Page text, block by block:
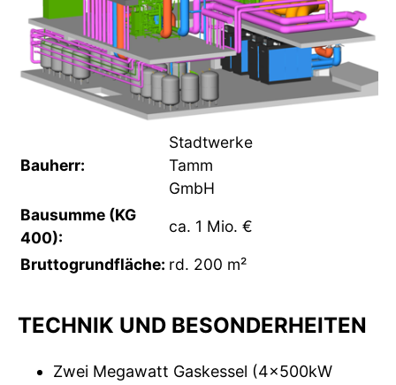
Bauherr:
Stadtwerke
Tamm
GmbH
Bausumme (KG
400):
ca. 1 Mio. €
Bruttogrundfläche: rd. 200 m²
TECHNIK UND BESONDERHEITEN
Zwei Megawatt Gaskessel (4x500kW